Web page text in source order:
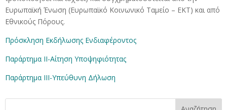
Ευρωπαϊκή Ένωση (Ευρωπαϊκό Κοινωνικό Ταμείο – ΕΚΤ) και από
Εθνικούς Πόρους.
Πρόσκληση Εκδήλωσης Ενδιαφέροντος
Παράρτημα II-Αίτηση Υποψηφιότητας
Παράρτημα III-Υπεύθυνη Δήλωση